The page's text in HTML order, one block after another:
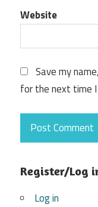
Website
Save my
for the next time
Register/Log
Log in